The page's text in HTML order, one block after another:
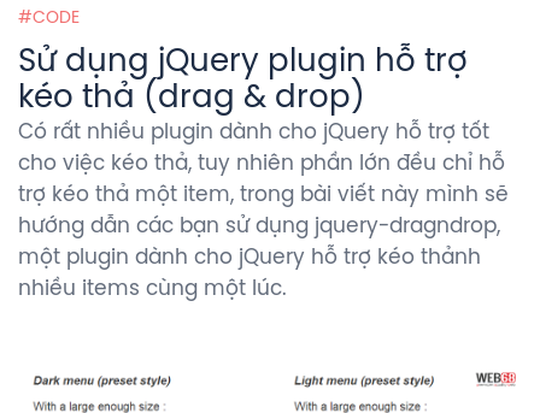
CODE
Sử dụng jQuery plugin hỗ trợ
kéo thả (drag & drop)
Có rất nhiều plugin dành cho jQuery hỗ trợ tốt
cho việc kéo thả, tuy nhiên phần lớn đều chỉ hỗ
trợ kéo thả một item, trong bài viết này mình sẽ
hướng dẫn các bạn sử dụng jquery-dragndrop,
một plugin dành cho jQuery hỗ trợ kéo thảnh
nhiều items cùng một lúc.